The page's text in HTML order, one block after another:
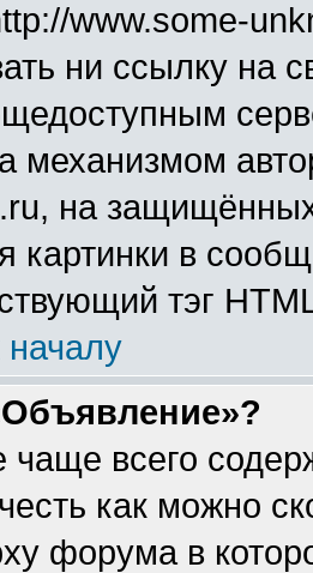
www.some-
ни ссылку на
механизмом
на
картинки в
тэг
началу
чаще всего
как можно
форума в